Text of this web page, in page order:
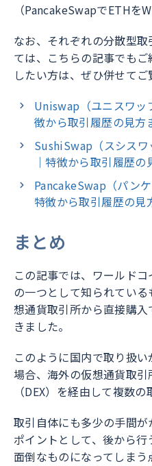
（PancakeSwapでETHを
なお、それぞれの分散型
ては、こちらの記事でも
したい方は、ぜひ併せてご
Uniswap（ユニスワッ
徴から取引履歴の見方
SushiSwap（スシス
｜特徴から取引履歴
PancakeSwap（パン
特徴から取引履歴の見
まとめ
この記事では、ワールド
の一つとして知られてい
想通貨取引所から直接購
きました。
このように国内で取り扱
場合、海外の仮想通貨取
（DEX）を経由して複数
取引自体にも多少の手間
ポイントとして、後から
面倒なものになってしまう